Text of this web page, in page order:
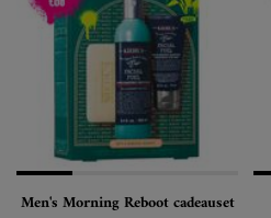
Men's Morning Reboot cadeauset